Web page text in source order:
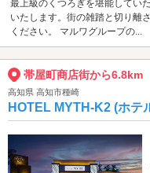
最上級のくつろぎを堪能してい
いたします。街の雑踏と切り離
ください。 マルワグループの...
帯屋町商店街から6.8km
高知県 高知市種崎
HOTEL MYTH-K2 (ホテ